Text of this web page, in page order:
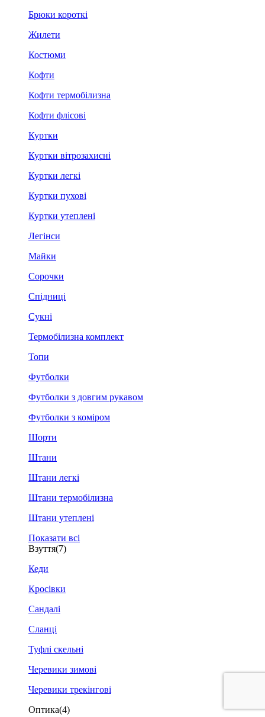
Брюки короткі
Жилети
Костюми
Кофти
Кофти термобілизна
Кофти флісові
Куртки
Куртки вітрозахисні
Куртки легкі
Куртки пухові
Куртки утеплені
Легінси
Майки
Сорочки
Спідниці
Сукні
Термобілизна комплект
Топи
Футболки
Футболки з довгим рукавом
Футболки з коміром
Шорти
Штани
Штани легкі
Штани термобілизна
Штани утеплені
Показати всі
Взуття(7)
Кеди
Кросівки
Сандалі
Сланці
Туфлі скельні
Черевики зимові
Черевики трекінгові
Оптика(4)